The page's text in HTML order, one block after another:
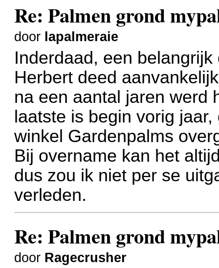
Re: Palmen grond
door lapalmeraie
Inderdaad, een belangrijk
Herbert deed
na een aantal jaren werd
laatste is begin vorig
winkel Gardenpalms
Bij overname kan het
dus zou ik niet per se
verleden.
Re: Palmen grond
door Ragecrusher